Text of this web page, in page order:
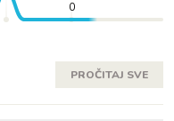
0
PROČITAJ SVE